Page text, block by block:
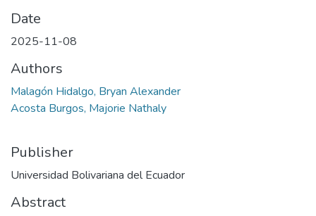
Date
2025-11-08
Authors
Malagón Hidalgo, Bryan Alexander
Acosta Burgos, Majorie Nathaly
Publisher
Universidad Bolivariana del Ecuador
Abstract